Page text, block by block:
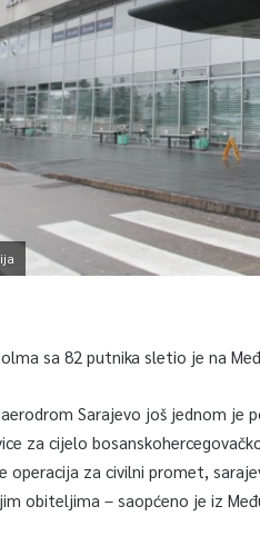
sa 82 putnika sletio je na
Sarajevo još jednom je
za cijelo
operacija za civilni promet,
obiteljima – saopćeno je iz